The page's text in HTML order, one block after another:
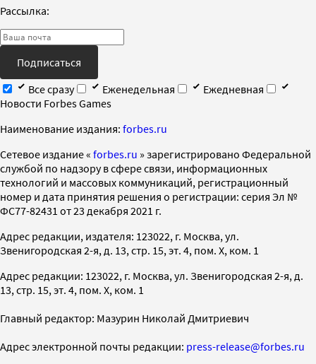
Рассылка:
Подписаться
Все сразу
Еженедельная
Ежедневная
Новости Forbes Games
Наименование издания: forbes.ru
Cетевое издание « forbes.ru » зарегистрировано Федеральной
службой по надзору в сфере связи, информационных
технологий и массовых коммуникаций, регистрационный
номер и дата принятия решения о регистрации: серия Эл №
ФС77-82431 от 23 декабря 2021 г.
Адрес редакции, издателя: 123022, г. Москва, ул.
Звенигородская 2-я, д. 13, стр. 15, эт. 4, пом. X, ком. 1
Адрес редакции: 123022, г. Москва, ул. Звенигородская 2-я, д.
13, стр. 15, эт. 4, пом. X, ком. 1
Главный редактор: Мазурин Николай Дмитриевич
Адрес электронной почты редакции: press-release@forbes.ru